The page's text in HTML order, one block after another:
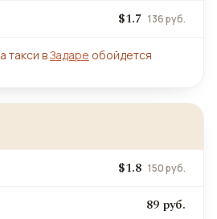
$1.7 136 руб.
такси вЗадаре обойдется
$1.8 150 руб.
89 руб.